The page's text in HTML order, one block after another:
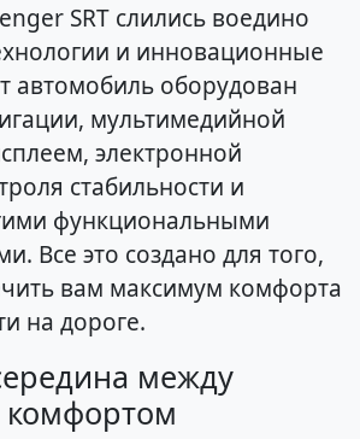
SRT слились воедино
и инновационные
автомобиль оборудован
мультимедийной
электронной
стабильности и
функциональными
Все это создано для того,
вам максимум комфорта
на дороге.
между